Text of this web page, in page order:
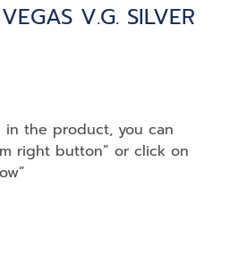
V.G. SILVER
the product, you can
right button” or click on